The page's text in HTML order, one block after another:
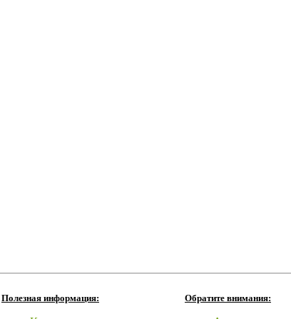
Полезная информация: Обратите внимания: